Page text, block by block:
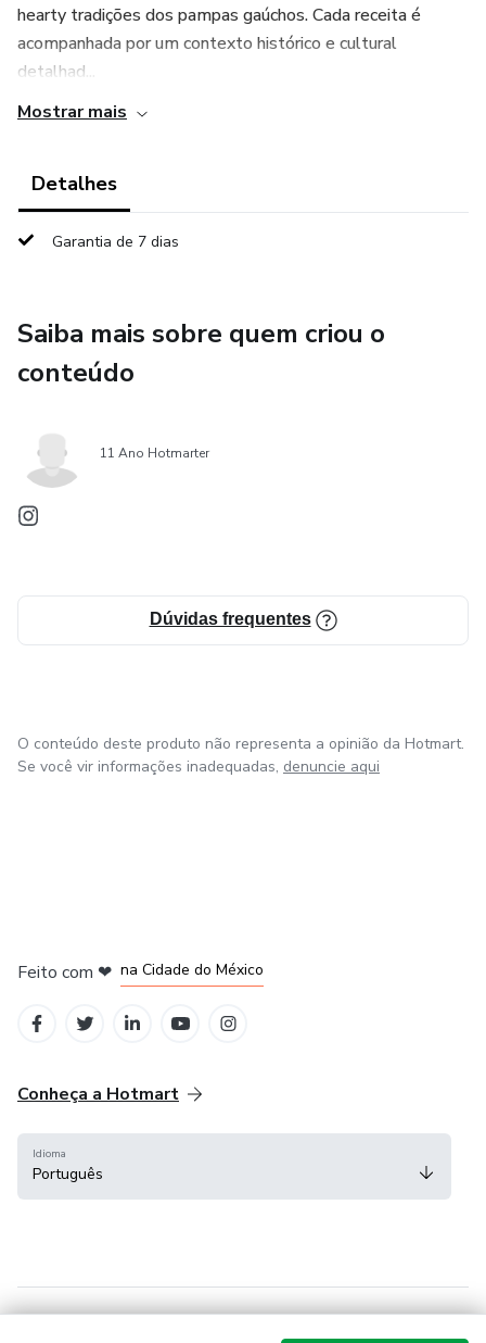
hearty tradições dos pampas gaúchos. Cada receita é
acompanhada por um contexto histórico e cultural
detalhad...
Mostrar mais
Detalhes
Garantia de 7 dias
Saiba mais sobre quem criou o
conteúdo
11 Ano Hotmarter
Dúvidas frequentes
O conteúdo deste produto não representa a opinião da Hotmart.
Se você vir informações inadequadas, denuncie aqui
Feito com ❤ na Cidade do México
Conheça a Hotmart
Idioma
Português